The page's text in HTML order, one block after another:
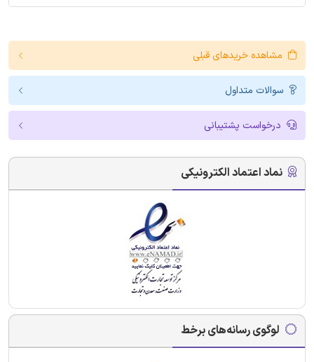
مشاهده خریدهای قبلی
سوالات متداول
درخواست پشتیبانی
نماد اعتماد الکترونیکی
لوگوی رسانه‌های برخط